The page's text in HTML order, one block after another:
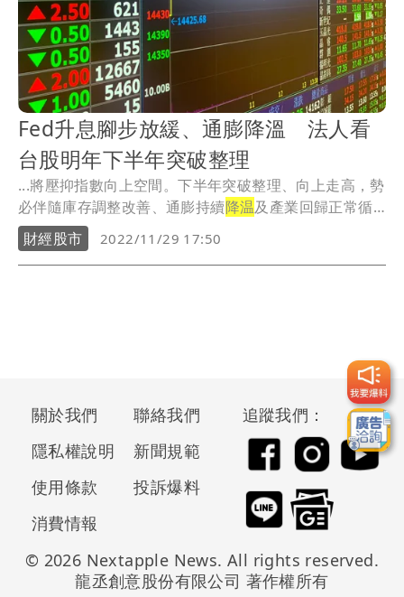
Fed升息腳步放緩、通膨降溫 法人看
台股明年下半年突破整理
...將壓抑指數向上空間。下半年突破整理、向上走高，勢
必伴隨庫存調整改善、通膨持續降温及產業回歸正常循
環。
財經股市 2022/11/29 17:50
關於我們
聯絡我們
隱私權說明
新聞規範
使用條款
投訴爆料
消費情報
追蹤我們：
© 2026 Nextapple News. All rights reserved.
龍丞創意股份有限公司 著作權所有